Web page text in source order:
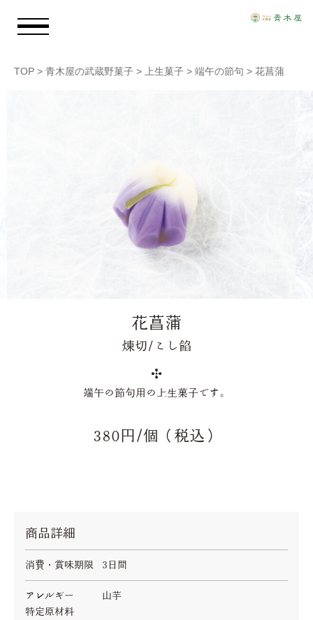
TOP > 青木屋の武蔵野菓子 > 上生菓子 > 端午の節句 > 花菖蒲
花菖蒲
煉切/こし餡
端午の節句用の上生菓子です。
380円/個（税込）
商品詳細
消費・賞味期限 3日間
アレルギー
特定原材料
山芋